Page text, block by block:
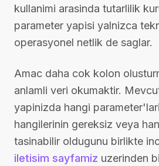
kullanimi arasinda tutarlilik
parameter yapisi yalnizca
operasyonel netlik de saglar.
Amac daha cok kolon
anlamli veri okumaktir.
yapinizda hangi
hangilerinin gereksiz veya
tasinabilir oldugunu birlikte
iletisim sayfamiz uzerinden